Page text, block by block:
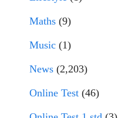
Maths (9)
Music (1)
News (2,203)
Online Test (46)